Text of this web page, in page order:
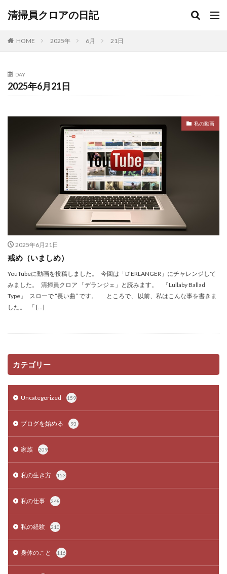
清掃員クロアの日記
HOME 2025年 6月 21日
DAY
2025年6月21日
私の動画
2025年6月21日
戒め（いましめ）
YouTubeに動画を投稿しました。 今回は「D’ERLANGER」にチャレンジして
みました。 清掃員クロア 「デランジェ」と読みます。 『Lullaby Ballad
Type』 スローで “長い曲” です。 ところで、 以前、私はこんな事を書きま
した。 「 […]
カテゴリー
Uncategorized 159
ブログを始める 93
家族 209
私の生き方 153
私の仕事 248
私の経験 210
身体のこと 116